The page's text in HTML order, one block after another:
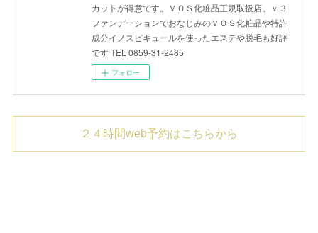
カットが得意です。ＶＯＳ化粧品正規取扱店。ｖ３
ファンデーションでおなじみのＶＯＳ化粧品や特許
成分イノスピキュールを使ったエステや脱毛も好評
です TEL 0859-31-2485
フォロー
２４時間web予約はこちらから